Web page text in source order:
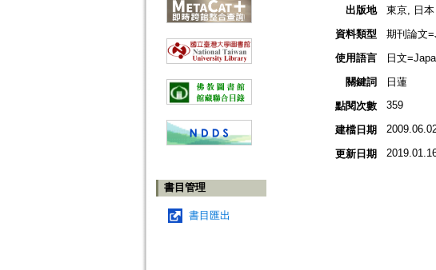
書目管理
書目匯出
出版地
東京, 日
資料類型
期刊論文
使用語言
日文
關鍵詞
日蓮
點閱次數
359
建檔日期
更新日期